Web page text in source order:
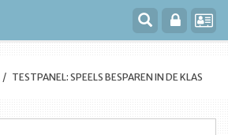
TESTPANEL: SPEELS BESPAREN IN DE KLAS